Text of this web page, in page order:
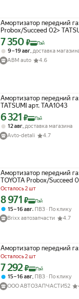
Амортизатор передний
Probox/Succeed 02>
TAA1043
Цена с картой Яндекс Пэй
7 350 ₽ Пэй
9 – 19 авг, доставка
ABM auto
4.6
Амортизатор передний
TATSUMI арт. TAA1043
Цена с картой Яндекс Пэй
6 321 ₽ Пэй
12 авг доставка магазина
Avto-detali
4.7
Амортизатор передний
TOYOTA Probox/Succeed
TAA1043
Осталось 2 шт
Цена с картой Яндекс Пэй
8 971 ₽ Пэй
15 – 16 авг, ПВЗ
По клику
Brixx автозапчасти
4.7
Амортизатор передний
Осталось 2 шт
Цена с картой Яндекс Пэй
7 292₽ Пэй
15 – 16 авг, ПВЗ
По клику
ООО АВТОЗАПЧАСТИ52